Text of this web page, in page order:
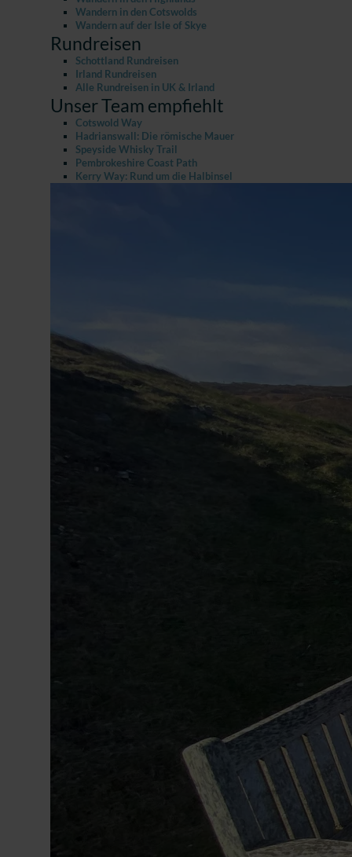
Wandern in den Cotswolds
Wandern auf der Isle of Skye
Rundreisen
Schottland Rundreisen
Irland Rundreisen
Alle Rundreisen in UK & Irland
Unser Team empfiehlt
Cotswold Way
Hadrianswall: Die römische Mauer
Speyside Whisky Trail
Pembrokeshire Coast Path
Kerry Way: Rund um die Halbinsel